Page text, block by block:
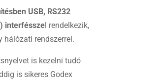
USB, RS232
interfésszel rendelkezik,
hálózati rendszerrel.
is kezelni tudó
is sikeres Godex